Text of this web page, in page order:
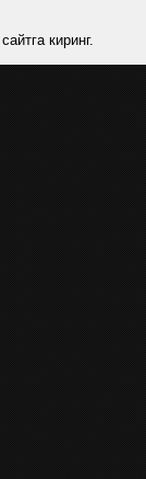
киринг.